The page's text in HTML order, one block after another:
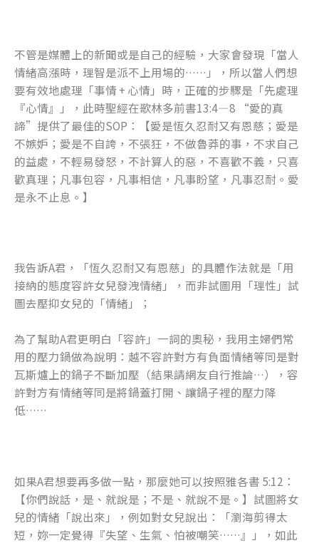
不管是媒體上的新聞或是自己的經驗，大家會發現「當人
情緒高漲時，理智是派不上用場的……」，所以當人們想
要有效地處理「事情 + 心情」時，正確的步驟是「先處理
『心情』」，此時聖經在歌林多前書13:4—8 “愛的真
諦”提供了最佳的SOP：【愛是恆久忍耐又有恩慈；愛是
不嫉妒；愛是不自誇，不張狂，不做魯莽的事，不求自己
的益處，不輕易發怒，不計算人的惡，不喜歡不義，只喜
歡真理；凡事包容，凡事相信，凡事盼望，凡事忍耐。愛
是永不止息。】
我告訴A君，「恆久忍耐又有恩慈」的具體作法就是「用
接納的態度容許女兒發洩情緒」，而非試圖用「理性」試
圖去壓抑女兒的「情緒」；
為了幫助A君更明白「容許」一詞的奧秘，我用主婦們常
用的壓力鍋做為說明：越不容許對方有負面情緒等同是對
瓦斯爐上的鍋子不斷加壓（結果請網友自行推論…），容
許對方有情緒等同是將鍋蓋打開、讓鍋子裡的壓力降
低……
如果A君想要再多做一點，那麼她可以按照雅各書 5:12：
【你們說話，是、就說是；不是、就說不是。】試圖將女
兒的情緒「說出來」，例如對女兒說出：「瀏海剪得太
短，妳一定覺得『失望、生氣、怕被嘲笑……』」，如此